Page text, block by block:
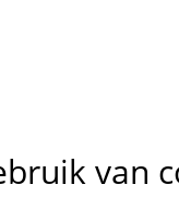
route
Verwijzers
van